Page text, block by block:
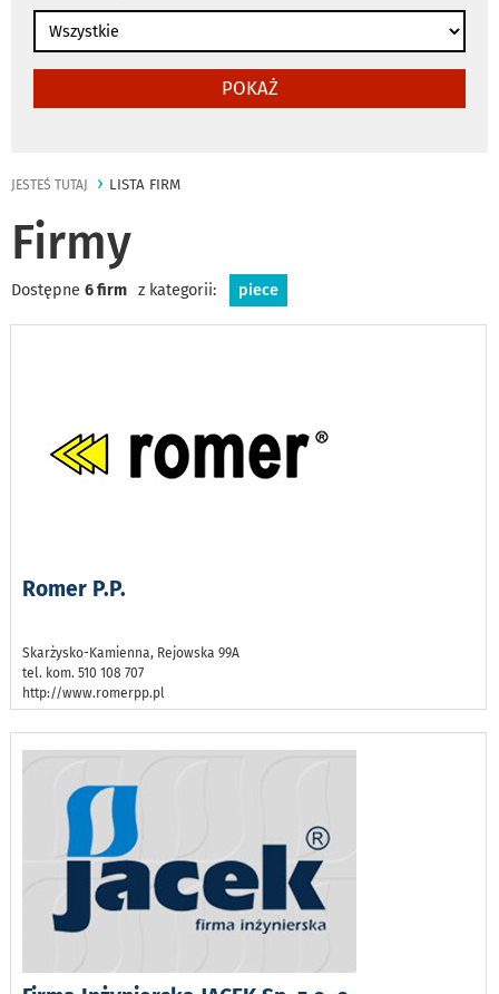
POKAŻ
JESTEŚ TUTAJ LISTA FIRM
Firmy
Dostępne 6 firm z kategorii: piece
Romer P.P.
Skarżysko-Kamienna, Rejowska 99A
tel. kom. 510 108 707
http://www.romerpp.pl